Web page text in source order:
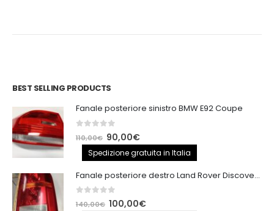
BEST SELLING PRODUCTS
Fanale posteriore sinistro BMW E92 Coupe
out of 5
110,00€ Il
prezzo
originale
era:
110,00€.
90,00€Il
prezzo
attuale
è:
Spedizione gratuita in Italia
Fanale posteriore destro Land Rover Discovery 3
out of 5
140,00€ Il100,00€Il